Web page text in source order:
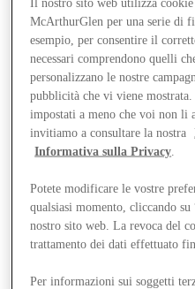
McArthurGlen per una serie di
esempio, per consentire il
necessari comprendono quelli
personalizzano le nostre
pubblicità che vi viene
impostati a meno che voi non
invitiamo a consultare la nostra
Informativa sulla Privacy
Potete modificare le vostre
qualsiasi momento, cliccando
nostro sito web. La revoca del
trattamento dei dati effettuato
Per informazioni sui soggetti